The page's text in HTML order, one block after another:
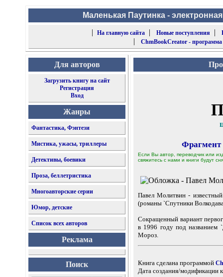
Маленькая Паутинка -
|
На главную сайта| Новые поступления |
| ChmBookCreator -
Для авторов
Загрузить книгу на сайт
Регистрация
Вход
Жанры
Фантастика, Фэнтези
Мистика, ужасы, триллеры
Детективы, боевики
Проза, беллетристика
Многоавторские серии
Юмор, детские
Список всех авторов
Реклама
Поиск
Фрагмент
Если Вы автор, переводчик или
свяжитесь с нами и книги будут
Павел Молитвин -
(романы `Спутники
Сокращенный вариант
в 1996 году под названием
Мороз.
Книга сделана программой
Дата создания/модификации